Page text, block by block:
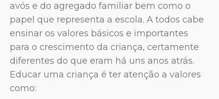
avós e do agregado familiar bem como o
papel que representa a escola. A todos cabe
ensinar os valores básicos e importantes
para o crescimento da criança, certamente
diferentes do que eram há uns anos atrás.
Educar uma criança é ter atenção a valores
como: